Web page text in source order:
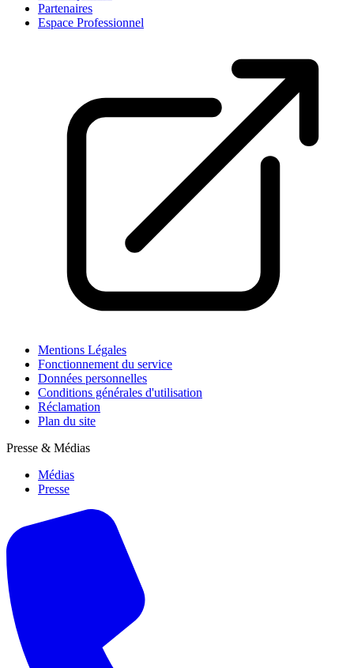
Partenaires
Espace Professionnel
Mentions Légales
Fonctionnement du service
Données personnelles
Conditions générales d'utilisation
Réclamation
Plan du site
Presse & Médias
Médias
Presse